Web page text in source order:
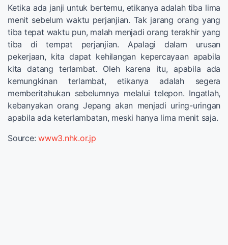
Ketika ada janji untuk bertemu, etikanya adalah tiba lima
menit sebelum waktu perjanjian. Tak jarang orang yang
tiba tepat waktu pun, malah menjadi orang terakhir yang
tiba di tempat perjanjian. Apalagi dalam urusan
pekerjaan, kita dapat kehilangan kepercayaan apabila
kita datang terlambat. Oleh karena itu, apabila ada
kemungkinan terlambat, etikanya adalah segera
memberitahukan sebelumnya melalui telepon. Ingatlah,
kebanyakan orang Jepang akan menjadi uring-uringan
apabila ada keterlambatan, meski hanya lima menit saja.
Source: www3.nhk.or.jp